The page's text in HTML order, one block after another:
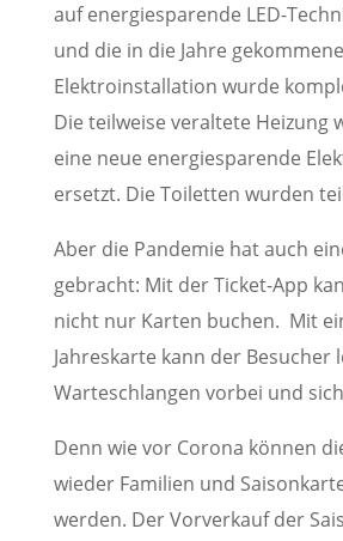
auf energiesparende LED-
und die in die Jahre gekommene
Elektroinstallation wurde
Die teilweise veraltete Heizung
eine neue energiesparende
ersetzt. Die Toiletten wurden
Aber die Pandemie hat auch
gebracht: Mit der Ticket-App
nicht nur Karten buchen. Mit
Jahreskarte kann der Besucher
Warteschlangen vorbei und
Denn wie vor Corona können
wieder Familien und
werden. Der Vorverkauf der